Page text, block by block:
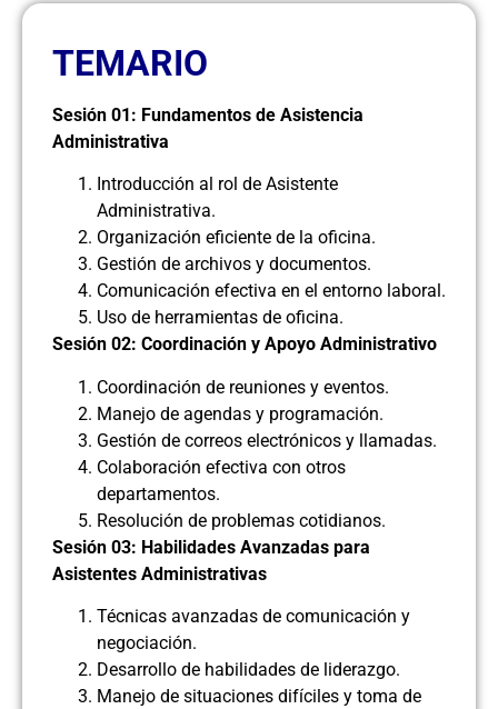
TEMARIO
Sesión 01: Fundamentos de Asistencia
Administrativa
Introducción al rol de Asistente
Administrativa.
Organización eficiente de la oficina.
Gestión de archivos y documentos.
Comunicación efectiva en el entorno laboral.
Uso de herramientas de oficina.
Sesión 02: Coordinación y Apoyo Administrativo
Coordinación de reuniones y eventos.
Manejo de agendas y programación.
Gestión de correos electrónicos y llamadas.
Colaboración efectiva con otros
departamentos.
Resolución de problemas cotidianos.
Sesión 03: Habilidades Avanzadas para
Asistentes Administrativas
Técnicas avanzadas de comunicación y
negociación.
Desarrollo de habilidades de liderazgo.
Manejo de situaciones difíciles y toma de